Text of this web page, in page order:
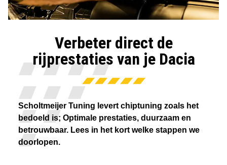
Verbeter direct de
rijprestaties van je Dacia
Scholtmeijer Tuning levert chiptuning zoals het
bedoeld is; Optimale prestaties, duurzaam en
betrouwbaar. Lees in het kort welke stappen we
doorlopen.